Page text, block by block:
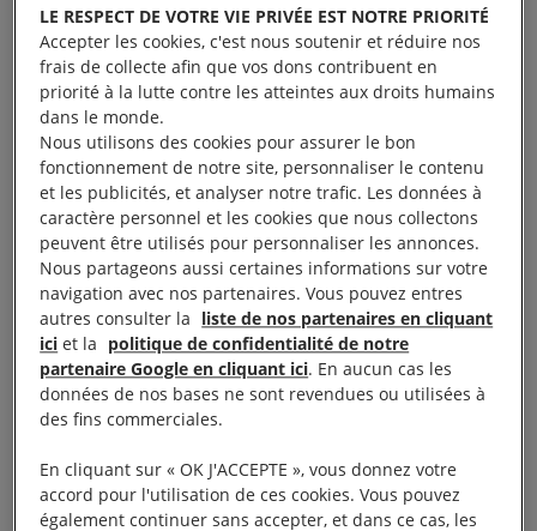
Les autorités de pays tels que l’Allemagne, les États-
Unis, la France et le Royaume-Uni doivent
immédiatement prendre les mesures nécessaires
pour que les entreprises responsables de graves
atteintes aux droits humains répondent de leurs
actes, y compris pour les infractions commises à
l’étranger, a déclaré Amnesty International le 6
octobre, à l’occasion du lancement d’un nouvel
ensemble de principes relatifs à la criminalité des
entreprises.
Un groupe de juristes a élaboré, avec l’aide
d’Amnesty International et de l’International
ensemble de « Principes relatifs à la criminalité des
entreprises » destinés à faciliter les enquêtes et les
LE RESPECT DE VOTRE VIE PRIVÉE EST NOTRE PRIORITÉ
Accepter les cookies, c'est nous soutenir et réduire nos
frais de collecte afin que vos dons contribuent en
priorité à la lutte contre les atteintes aux droits humains
dans le monde.
Nous utilisons des cookies pour assurer le bon
fonctionnement de notre site, personnaliser le contenu
et les publicités, et analyser notre trafic. Les données à
caractère personnel et les cookies que nous collectons
peuvent être utilisés pour personnaliser les annonces.
Nous partageons aussi certaines informations sur votre
navigation avec nos partenaires. Vous pouvez entres
autres consulter la liste de nos partenaires en cliquant
ici et la politique de confidentialité de notre
partenaire Google en cliquant ici. En aucun cas les
données de nos bases ne sont revendues ou utilisées à
des fins commerciales.
En cliquant sur « OK J'ACCEPTE », vous donnez votre
accord pour l'utilisation de ces cookies. Vous pouvez
également continuer sans accepter, et dans ce cas, les